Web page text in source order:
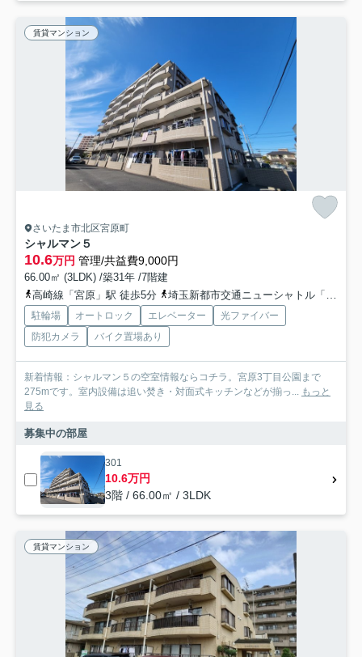
賃貸マンション
さいたま市北区宮原町
シャルマン５
10.6万円 管理/共益費9,000円
66.00㎡ (3LDK) /築31年 /7階建
高崎線「宮原」駅 徒歩5分
埼玉新都市交通ニューシャトル「加茂宮」駅 徒歩10分
駐輪場 オートロック エレベーター
光ファイバー
防犯カメラ
バイク置場あり
新着情報：シャルマン５の空室情報ならコチラ。宮原3丁目公園まで
275mです。室内設備は追い焚き・対面式キッチンなどが揃っ... もっと
見る
募集中の部屋
301
10.6万円
3階 / 66.00㎡ / 3LDK
賃貸マンション